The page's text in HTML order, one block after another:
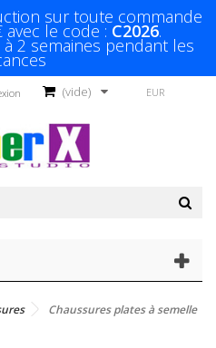
sur toute commande
le code : C2026.
2 semaines pendant les
EUR
(vide)
Chaussures plates à semelle